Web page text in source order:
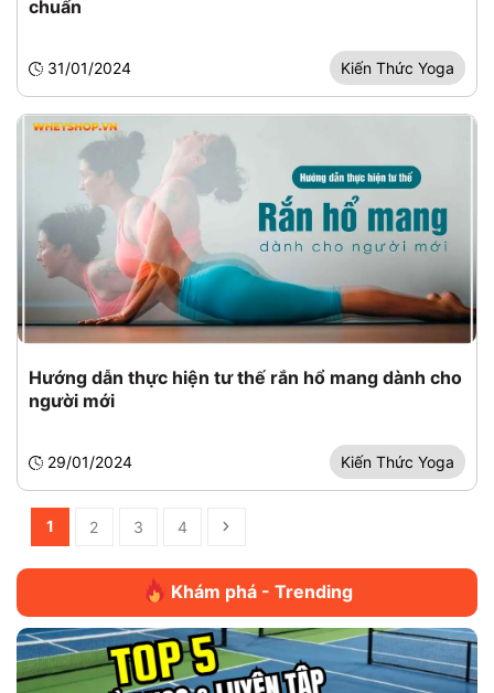
chuẩn
31/01/2024 Kiến Thức Yoga
Hướng dẫn thực hiện tư thế rắn hổ mang dành cho
người mới
29/01/2024 Kiến Thức Yoga
1 2 3 4
Khám phá - Trending